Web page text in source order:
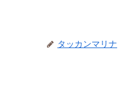
タッカンマリナ